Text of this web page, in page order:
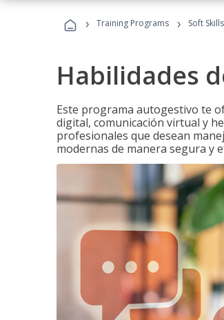
› Training Programs › Soft Skills
Habilidades
Este programa autogestivo te
digital, comunicación virtual y
profesionales que desean
modernas de manera segura y